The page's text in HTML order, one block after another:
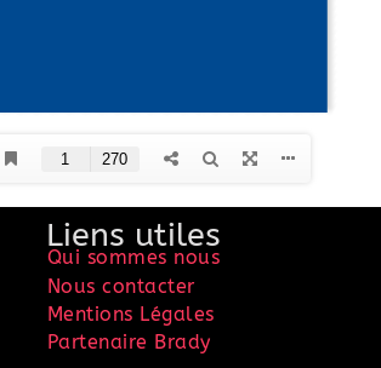
Liens utiles
Qui sommes nous
Nous contacter
Mentions Légales
Partenaire Brady